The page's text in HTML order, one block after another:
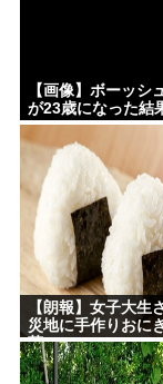
【画像】ボーッシ
が23歳になった結
【朗報】女子大生
災地に手作りおに
荷